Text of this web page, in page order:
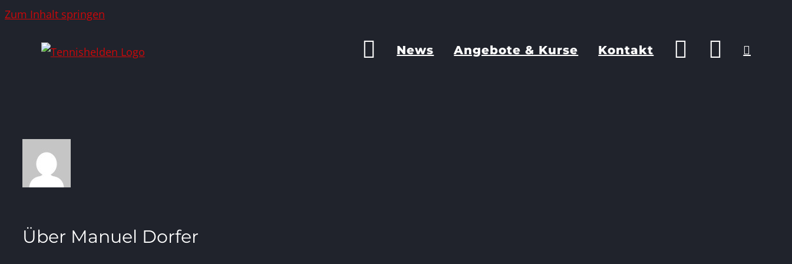
Zum Inhalt springen
News Angebote & Kurse Kontakt
Über Manuel Dorfer